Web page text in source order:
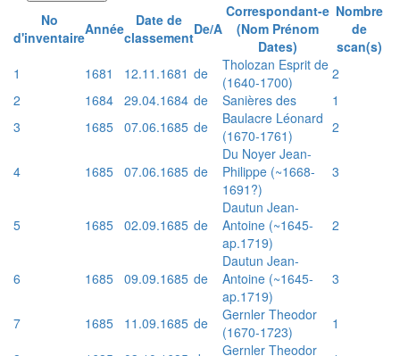
No
d'inventaireAnnée
Date de
classementDe/A
Correspondant-e
(Nom Prénom
Dates)
Nombre
de
scan(s)
1
1681 12.11.1681 de
Tholozan Esprit de
(1640-1700)
2
2
1684 29.04.1684 de Sanières des
1
3
1685 07.06.1685 de
Baulacre Léonard
(1670-1761)
2
4 1685 07.06.1685 de
Du Noyer Jean-
Philippe (~1668-
1691?)
3
5 1685 02.09.1685 de
Dautun Jean-
Antoine (~1645-
ap.1719)
2
6 1685 09.09.1685 de
Dautun Jean-
Antoine (~1645-
ap.1719)
3
7 1685 11.09.1685 de
Gernler Theodor
(1670-1723)
1
Gernler Theodor